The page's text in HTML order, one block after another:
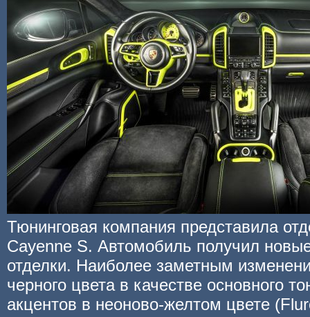
Тюнинговая компания представила
Cayenne S. Автомобиль получил
отделки. Наиболее заметным
черного цвета в качестве основного
акцентов в неоново-желтом цвете